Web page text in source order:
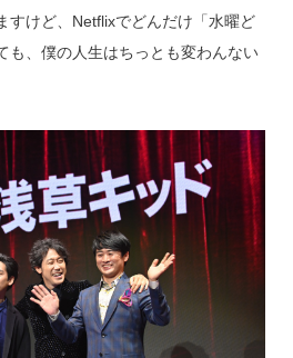
すけど、Netflixでどんだけ「水曜ど
も、僕の人生はちっとも変わんない